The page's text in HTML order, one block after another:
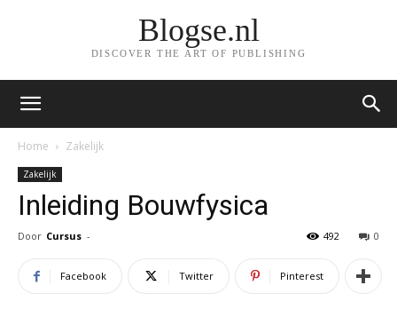
Blogse.nl
DISCOVER THE ART OF PUBLISHING
Home Zakelijk
Zakelijk
Inleiding Bouwfysica
Door Cursus - 0
492
Facebook Twitter Pinterest